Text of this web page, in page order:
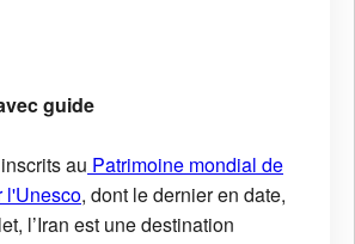
guide
au Patrimoine mondial de
l'Unesco, dont le dernier en date,
l’Iran est une destination